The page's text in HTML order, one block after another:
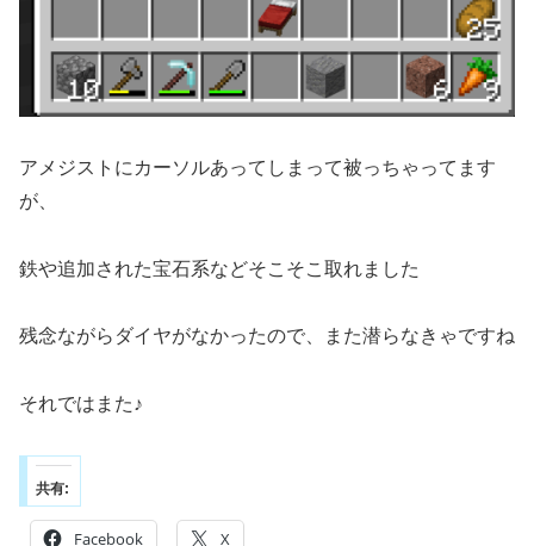
アメジストにカーソルあってしまって被っちゃってます
が、
鉄や追加された宝石系などそこそこ取れました
残念ながらダイヤがなかったので、また潜らなきゃですね
それではまた♪
共有:
Facebook X